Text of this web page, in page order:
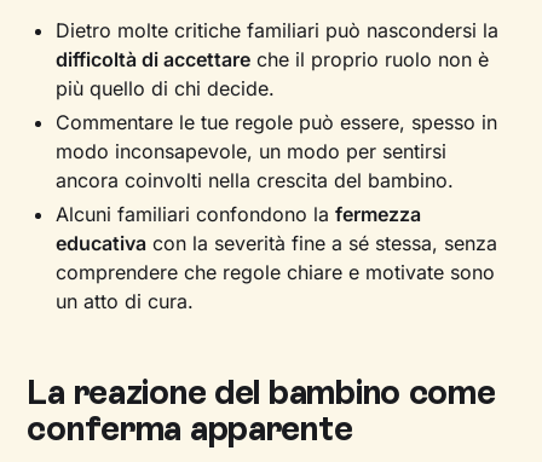
Dietro molte critiche familiari può nascondersi la
difficoltà di accettare che il proprio ruolo non è
più quello di chi decide.
Commentare le tue regole può essere, spesso in
modo inconsapevole, un modo per sentirsi
ancora coinvolti nella crescita del bambino.
Alcuni familiari confondono lafermezza
educativa con la severità fine a sé stessa, senza
comprendere che regole chiare e motivate sono
un atto di cura.
La reazione del bambino come
conferma apparente